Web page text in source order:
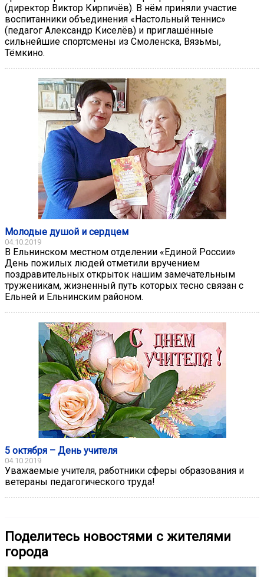
(директор Виктор Кирпичёв). В нём приняли участие
воспитанники объединения «Настольный теннис»
(педагог Александр Киселёв) и приглашённые
сильнейшие спортсмены из Смоленска, Вязьмы,
Тёмкино.
Молодые душой и сердцем
04.10.2019
В Ельнинском местном отделении «Единой России»
День пожилых людей отметили вручением
поздравительных открыток нашим замечательным
труженикам, жизненный путь которых тесно связан с
Ельней и Ельнинским районом.
5 октября – День учителя
04.10.2019
Уважаемые учителя, работники сферы образования и
ветераны педагогического труда!
Поделитесь новостями с жителями
города